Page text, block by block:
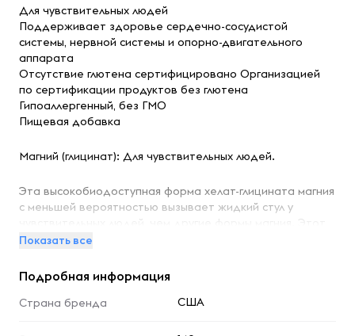
Для чувствительных людей
Поддерживает здоровье сердечно-сосудистой
системы, нервной системы и опорно-двигательного
аппарата
Отсутствие глютена сертифицировано Организацией
по сертификации продуктов без глютена
Гипоаллергенный, без ГМО
Пищевая добавка
Магний (глицинат): Для чувствительных людей.
Эта высокобиодоступная форма хелат-глицината магния
с меньшей вероятностью вызывает жидкий стул у
чувствительных людей, чем другие формы магния. Этот
жизненно важный минерал также помогает организму
B6, витамин C и витамин E. Магний способствует
метаболизму углеводов, аминокислот и жиров, а также
выработке энергии и усвоению кальция, фосфора,
Показать все
Подробная информация
Страна бренда США